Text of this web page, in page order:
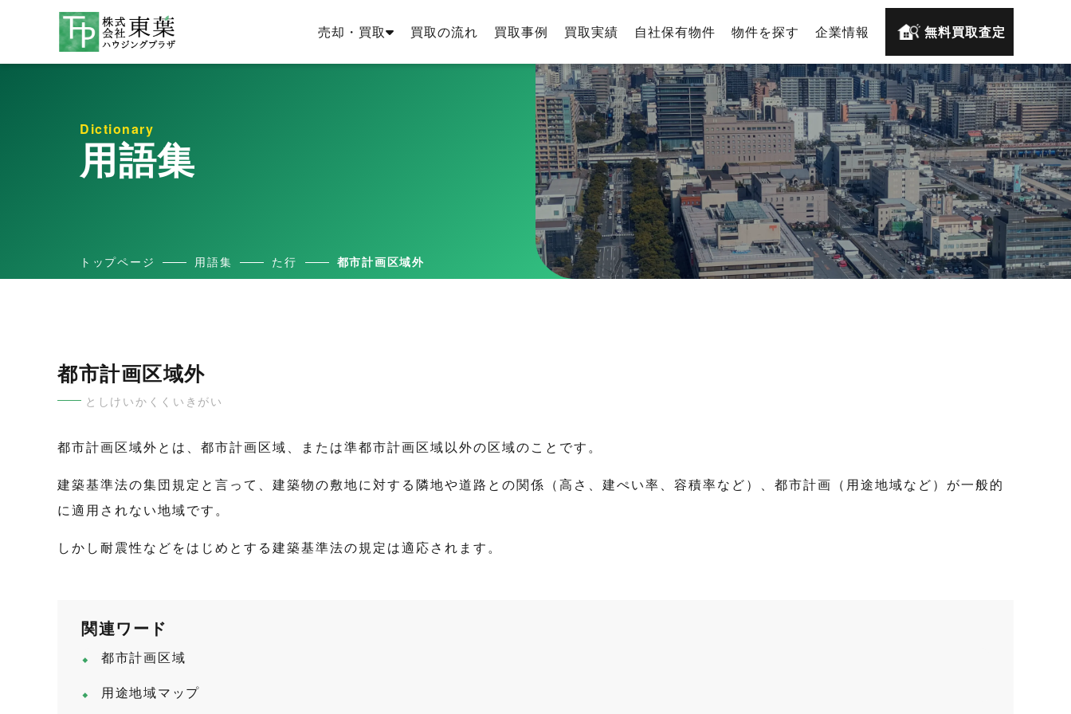
売却・買取 買取の流れ 買取事例 買取実績 自社保有物件 物件を探す 企業情報 無料買取査定
Dictionary
用語集
トップページ 用語集 た行 都市計画区域外
都市計画区域外
としけいかくくいきがい
都市計画区域外とは、都市計画区域、または準都市計画区域以外の区域のことです。
建築基準法の集団規定と言って、建築物の敷地に対する隣地や道路との関係（高さ、建ぺい率、容積率など）、都市計画（用途地域など）が一般的
に適用されない地域です。
しかし耐震性などをはじめとする建築基準法の規定は適応されます。
関連ワード
都市計画区域
用途地域マップ